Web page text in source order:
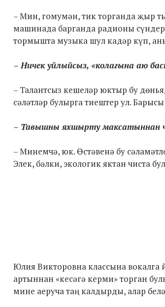
– Мин, гомумән, тик торганда җыр
машинада барганда радионы
тормышта музыка шул кадәр күп,
– Ничек уйлыйсыз, «колагына аю
– Талантсыз кешеләр юктыр бу
сәләтләр булырга тиештер ул.
– Тавышны яхшырту максатыннан
– Минемчә, юк. Өстәвенә бу
Элек, бәлки, экологик яктан чиста
Юлия Викторовна классына вокалга
артыннан «кесәгә керми» торган
мине аеруча таң калдырды, алар